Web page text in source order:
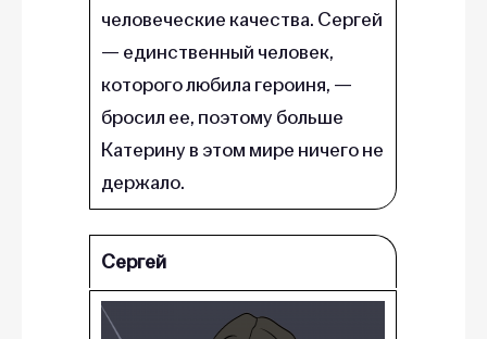
человеческие качества. Сергей
— единственный человек,
которого любила героиня, —
бросил ее, поэтому больше
Катерину в этом мире ничего не
держало.
Сергей